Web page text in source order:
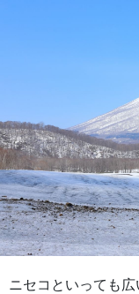
ニセコといっても